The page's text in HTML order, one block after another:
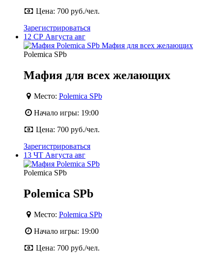
Цена: 700 руб./чел.
Зарегистрироваться
12 СР Августа авг
Polemica SPb
Мафия для всех желающих
Место: Polemica SPb
Начало игры: 19:00
Цена: 700 руб./чел.
Зарегистрироваться
13 ЧТ Августа авг
Polemica SPb
Polemica SPb
Место: Polemica SPb
Начало игры: 19:00
Цена: 700 руб./чел.